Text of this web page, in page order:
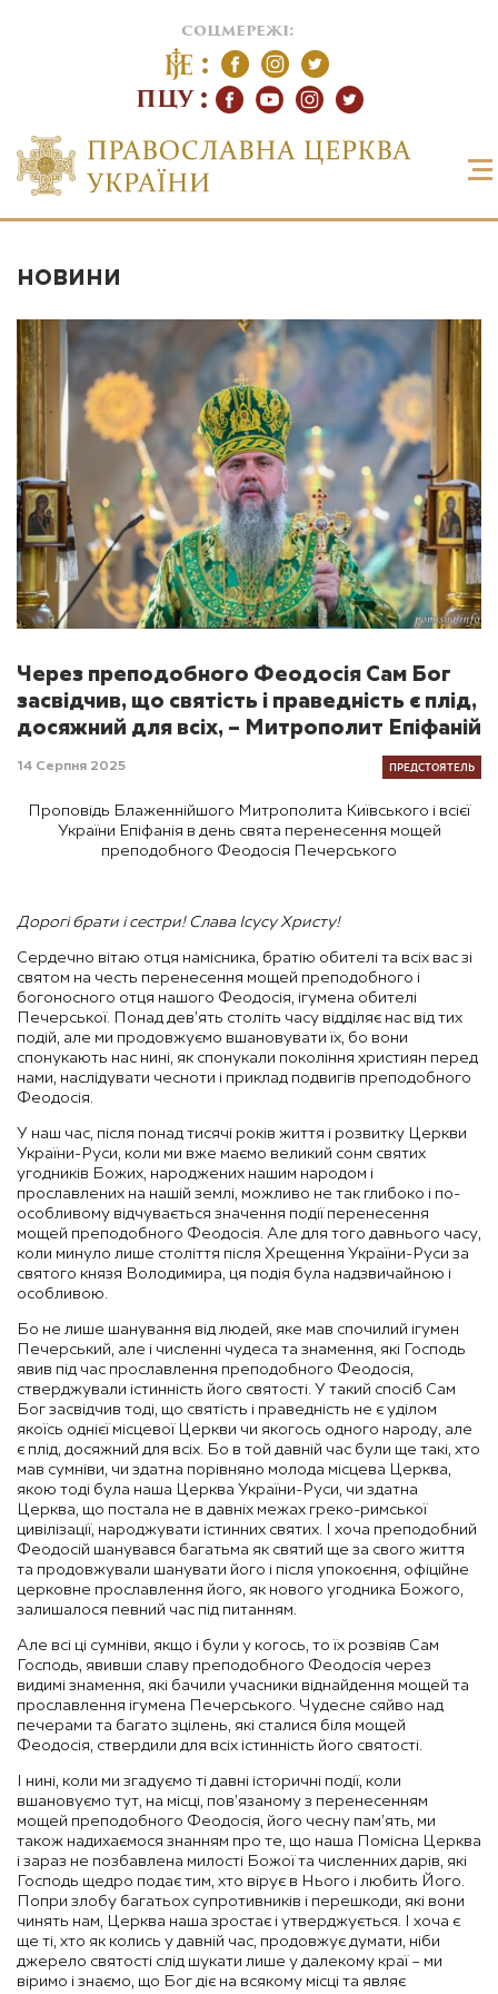
соцмережі:
ПЦУ
НОВИНИ
Через преподобного Феодосія Сам Бог
засвідчив, що святість і праведність є плід,
досяжний для всіх, – Митрополит Епіфаній
14 Серпня 2025 ПРЕДСТОЯТЕЛЬ
Проповідь Блаженнійшого Митрополита Київського і всієї
України Епіфанія в день свята перенесення мощей
преподобного Феодосія Печерського
Дорогі брати і сестри! Слава Ісусу Христу!
Сердечно вітаю отця намісника, братію обителі та всіх вас зі
святом на честь перенесення мощей преподобного і
богоносного отця нашого Феодосія, ігумена обителі
Печерської. Понад дев’ять століть часу відділяє нас від тих
подій, але ми продовжуємо вшановувати їх, бо вони
спонукають нас нині, як спонукали покоління християн перед
нами, наслідувати чесноти і приклад подвигів преподобного
Феодосія.
У наш час, після понад тисячі років життя і розвитку Церкви
України-Руси, коли ми вже маємо великий сонм святих
угодників Божих, народжених нашим народом і
прославлених на нашій землі, можливо не так глибоко і по-
особливому відчувається значення події перенесення
мощей преподобного Феодосія. Але для того давнього часу,
коли минуло лише століття після Хрещення України-Руси за
святого князя Володимира, ця подія була надзвичайною і
особливою.
Бо не лише шанування від людей, яке мав спочилий ігумен
Печерський, але і численні чудеса та знамення, які Господь
явив під час прославлення преподобного Феодосія,
стверджували істинність його святості. У такий спосіб Сам
Бог засвідчив тоді, що святість і праведність не є уділом
якоїсь однієї місцевої Церкви чи якогось одного народу, але
є плід, досяжний для всіх. Бо в той давній час були ще такі, хто
мав сумніви, чи здатна порівняно молода місцева Церква,
якою тоді була наша Церква України-Руси, чи здатна
Церква, що постала не в давніх межах греко-римської
цивілізації, народжувати істинних святих. І хоча преподобний
Феодосій шанувався багатьма як святий ще за свого життя
та продовжували шанувати його і після упокоєння, офіційне
церковне прославлення його, як нового угодника Божого,
залишалося певний час під питанням.
Але всі ці сумніви, якщо і були у когось, то їх розвіяв Сам
Господь, явивши славу преподобного Феодосія через
видимі знамення, які бачили учасники віднайдення мощей та
прославлення ігумена Печерського. Чудесне сяйво над
печерами та багато зцілень, які сталися біля мощей
Феодосія, ствердили для всіх істинність його святості.
І нині, коли ми згадуємо ті давні історичні події, коли
вшановуємо тут, на місці, пов’язаному з перенесенням
мощей преподобного Феодосія, його чесну пам’ять, ми
також надихаємося знанням про те, що наша Помісна Церква
і зараз не позбавлена милості Божої та численних дарів, які
Господь щедро подає тим, хто вірує в Нього і любить Його.
Попри злобу багатьох супротивників і перешкоди, які вони
чинять нам, Церква наша зростає і утверджується. І хоча є
ще ті, хто як колись у давній час, продовжує думати, ніби
джерело святості слід шукати лише у далекому краї – ми
віримо і знаємо, що Бог діє на всякому місці та являє